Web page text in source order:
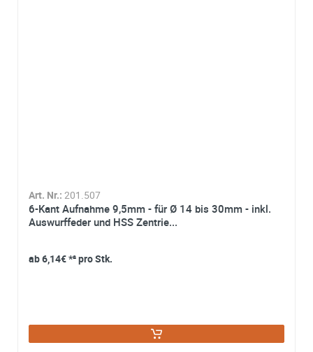
Art. Nr.: 201.507
6-Kant Aufnahme 9,5mm - für Ø 14 bis 30mm - inkl.
Auswurffeder und HSS Zentrie...
ab6,14€*² pro Stk.